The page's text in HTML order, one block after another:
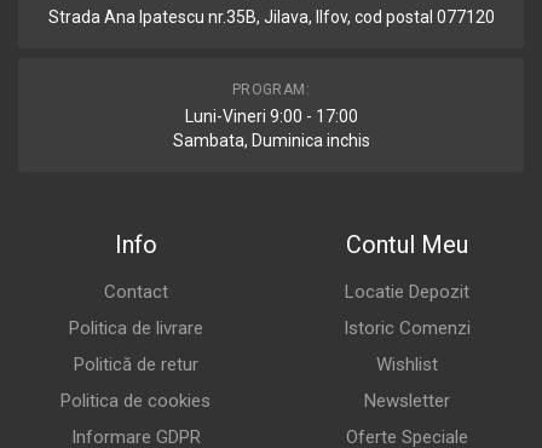
Strada Ana Ipatescu nr.35B, Jilava, Ilfov, cod postal 077120
PROGRAM:
Luni-Vineri 9:00 - 17:00
Sambata, Duminica inchis
Info
Contact
Politica de livrare
Politică de retur
Politica de cookies
Informare GDPR
Contul Meu
Locatie Depozit
Istoric Comenzi
Wishlist
Newsletter
Oferte Speciale